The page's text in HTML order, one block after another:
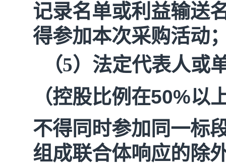
记录名单或利益输送
得参加本次采购活动
（5）法定代表人或
（控股比例在50%以
不得同时参加同一标
组成联合体响应的除